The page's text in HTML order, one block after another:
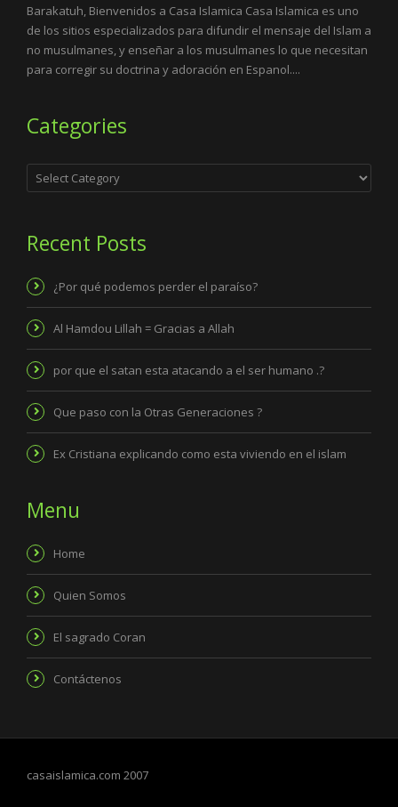
Barakatuh, Bienvenidos a Casa Islamica Casa Islamica es uno
de los sitios especializados para difundir el mensaje del Islam a
no musulmanes, y enseñar a los musulmanes lo que necesitan
para corregir su doctrina y adoración en Espanol....
Categories
Categories
Recent Posts
¿Por qué podemos perder el paraíso?
Al Hamdou Lillah = Gracias a Allah
por que el satan esta atacando a el ser humano .?
Que paso con la Otras Generaciones ?
Ex Cristiana explicando como esta viviendo en el islam
Menu
Home
Quien Somos
El sagrado Coran
Contáctenos
casaislamica.com 2007